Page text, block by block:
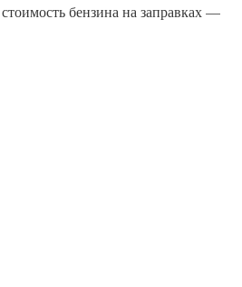
бензина на заправках —